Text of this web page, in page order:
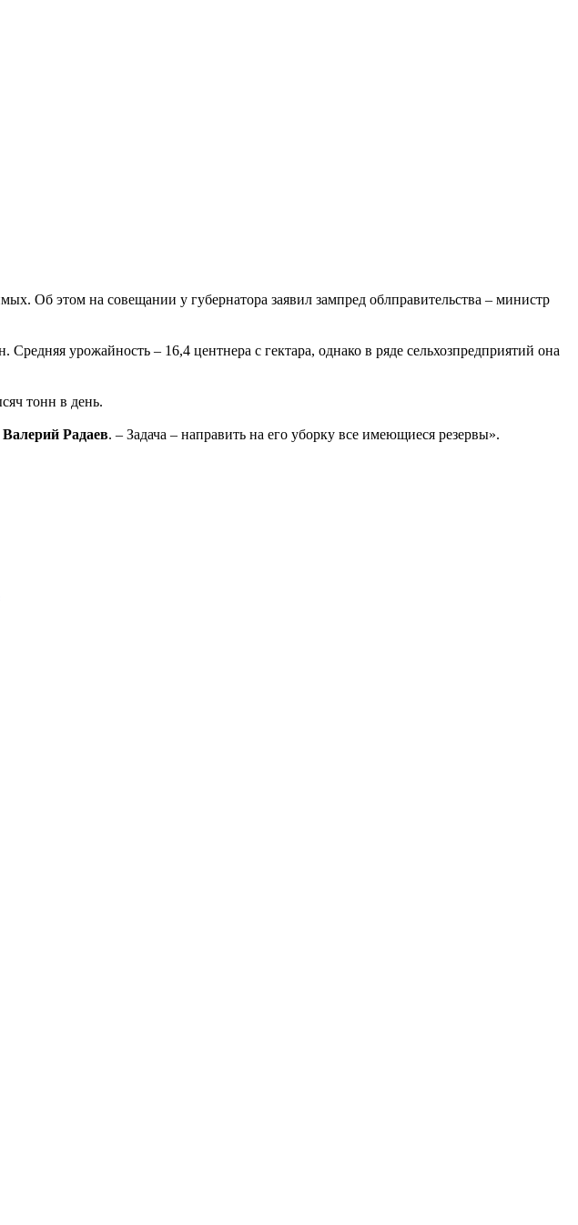
Об этом на совещании у губернатора заявил зампред облправительства – министр
урожайность – 16,4 центнера с гектара, однако в ряде сельхозпредприятий она
тонн в день.
Валерий Радаев. – Задача – направить на его уборку все имеющиеся резервы».